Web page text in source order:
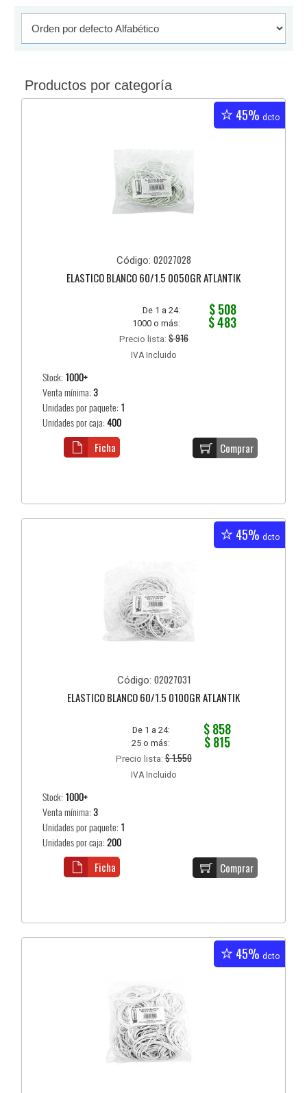
Productos por categoría
45% dcto
Código: 02027028
ELASTICO BLANCO 60/1.5 0050GR ATLANTIK
De 1 a 24: $ 508
1000 o más: $ 483
Precio lista:$ 916
IVA Incluido
Stock: 1000+
Venta mínima:3
Unidades por paquete: 1
Unidades por caja:400
Comprar
Ficha
45% dcto
Código: 02027031
ELASTICO BLANCO 60/1.5 0100GR ATLANTIK
De 1 a 24: $ 858
25 o más: $ 815
Precio lista:$ 1.550
IVA Incluido
Stock: 1000+
Venta mínima:3
Unidades por paquete: 1
Unidades por caja:200
Comprar
Ficha
45% dcto